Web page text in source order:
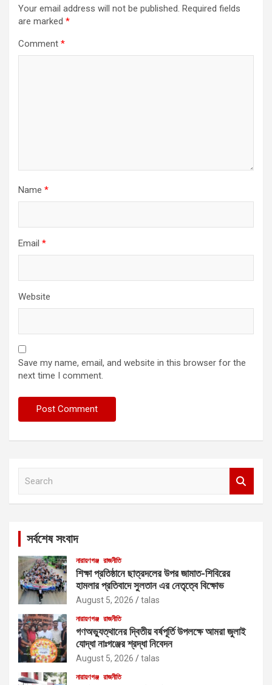
Your email address will not be published. Required fields
are marked *
Comment *
Name *
Email *
Website
Save my name, email, and website in this browser for the
next time I comment.
সর্বশেষ সংবাদ
নারায়ণগঞ্জ রাজনীতি
শিক্ষা প্রতিষ্ঠানে ছাত্রদলের উপর জামাত-শিবিরের
হামলার প্রতিবাদে সুলতান এর নেতৃত্বে বিক্ষোভ
August 5, 2026 talas
নারায়ণগঞ্জ রাজনীতি
গণঅভ্যুত্থানের দ্বিতীয় বর্ষপূর্তি উপলক্ষে আমরা জুলাই
যোদ্ধা নাঃগঞ্জের শ্রদ্ধা নিবেদন
August 5, 2026 talas
নারায়ণগঞ্জ রাজনীতি